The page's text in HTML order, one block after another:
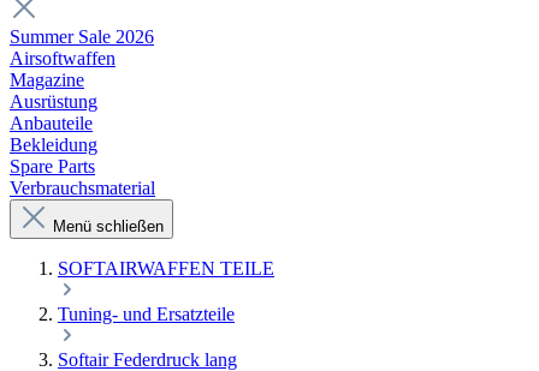
Summer Sale 2026
Airsoftwaffen
Magazine
Ausrüstung
Anbauteile
Bekleidung
Spare Parts
Verbrauchsmaterial
Menü schließen
SOFTAIRWAFFEN TEILE
Tuning- und Ersatzteile
Softair Federdruck lang